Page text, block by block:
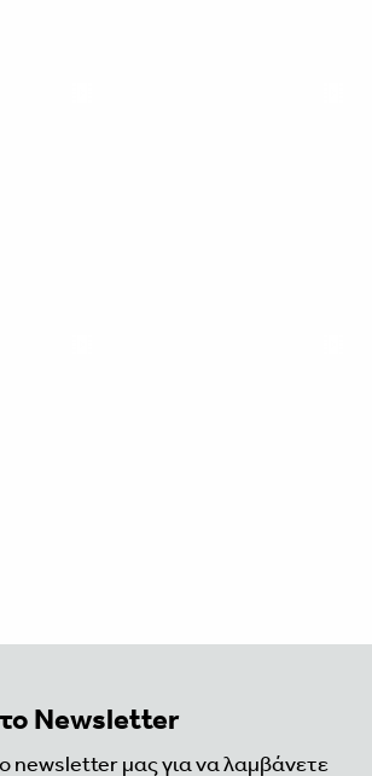
Newsletter
newsletter μας για να λαμβάνετε